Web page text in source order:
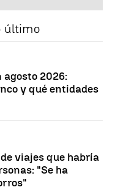
último
agosto 2026:
y qué entidades
viajes que habría
"Se ha